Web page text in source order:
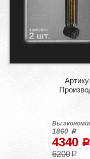
Вы
1860 a
4340 a
6200a